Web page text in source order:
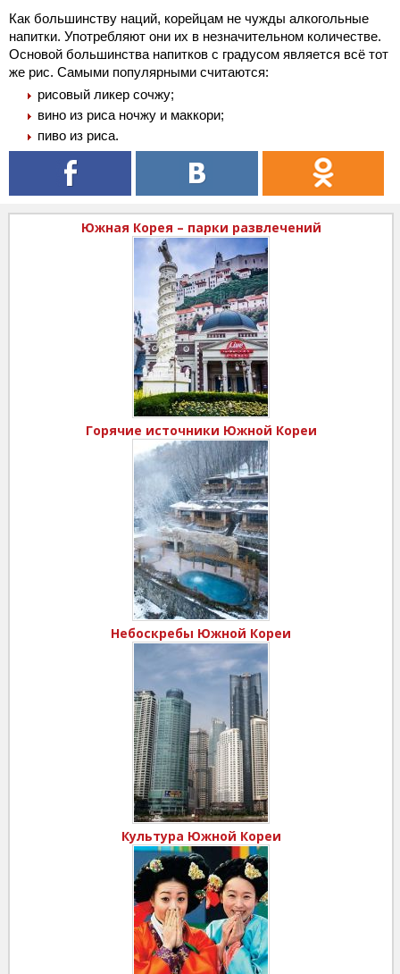
Как большинству наций, корейцам не чужды алкогольные
напитки. Употребляют они их в незначительном количестве.
Основой большинства напитков с градусом является всё тот
же рис. Самыми популярными считаются:
рисовый ликер сочжу;
вино из риса ночжу и маккори;
пиво из риса.
Южная Корея – парки развлечений
Горячие источники Южной Кореи
Небоскребы Южной Кореи
Культура Южной Кореи